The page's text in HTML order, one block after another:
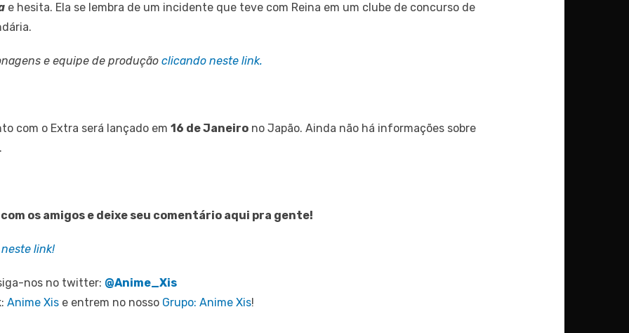
e hesita. Ela se lembra de um incidente que teve com Reina em um clube de concurso de
e equipe de produção clicando neste link.
com o Extra será lançado em 16 de Janeiro no Japão. Ainda não há informações sobre
os amigos e deixe seu comentário aqui pra gente!
link!
nos no twitter: @Anime_Xis
Anime Xis e entrem no nosso Grupo: Anime Xis!